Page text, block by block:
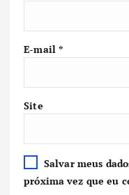
E-mail*
Site
Salvar meus
próxima vez que eu